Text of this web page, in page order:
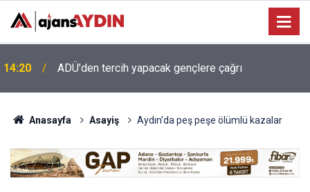
13:34 Koçarlı’ya 4,2 milyonluk içme suyu yatırımı
Anasayfa Asayiş Aydın'da peş peşe ölümlü kazalar